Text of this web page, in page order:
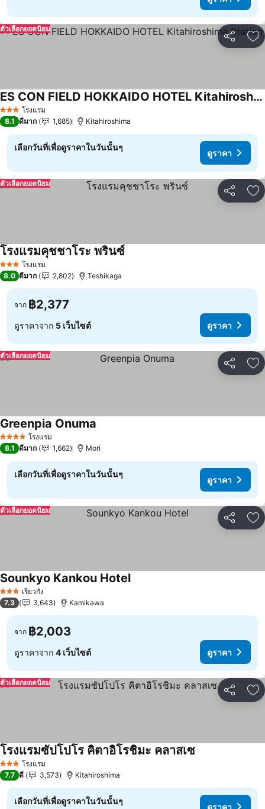
แชร์ เ
ตัวเลือกยอดนิยม
3 ดาว โรงแรม
ES CON FIELD HOKKAIDO HOTEL Kitahiroshima Station
ดูราคา
8.1 ดีมาก 1,685 Kitahiroshima
เลือกวันที่เพื่อดูราคาในวันนั้นๆ
ดูราคา
แชร์ เ
ตัวเลือกยอดนิยม
3 ดาว โรงแรม
โรงแรมคุชชาโระ พรินซ์
8.0 ดีมาก 2,802 Teshikaga
จาก ฿2,377
ดูราคาจาก 5 เว็บไซต์ ดูราคา
แชร์ เ
ตัวเลือกยอดนิยม
4 ดาว โรงแรม
Greenpia Onuma
8.1 ดีมาก 1,662 Mori
เลือกวันที่เพื่อดูราคาในวันนั้นๆ
ดูราคา
แชร์ เ
ตัวเลือกยอดนิยม
3 ดาว เรียวกัง
Sounkyo Kankou Hotelดูราคา
7.3 3,643 Kamikawa
จาก ฿2,003
ดูราคาจาก 4 เว็บไซต์ ดูราคา
แชร์ เ
ตัวเลือกยอดนิยม
3 ดาว โรงแรม
โรงแรมซัปโปโร คิตาอิโรชิมะ คลาสเซ
7.7 ดี 3,573 Kitahiroshima
เลือกวันที่เพื่อดูราคาในวันนั้นๆ
ดูราคา